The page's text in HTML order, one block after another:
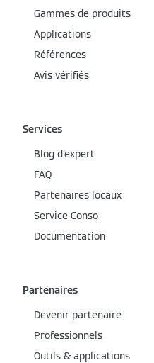
Gammes de produits
Applications
Références
Avis vérifiés
Services
Blog d'expert
FAQ
Partenaires locaux
Service Conso
Documentation
Partenaires
Devenir partenaire
Professionnels
Outils & applications